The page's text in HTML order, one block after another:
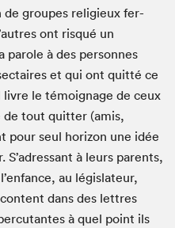
de groupes religieux fer­
ont risqué un
à des per­son­nes
et qui ont quit­té ce
le témoignage de ceux
de tout quit­ter (amis,
pour seul hori­zon une idée
à leurs par­ents,
au lég­is­la­teur,
dans des let­tres
à quel point ils